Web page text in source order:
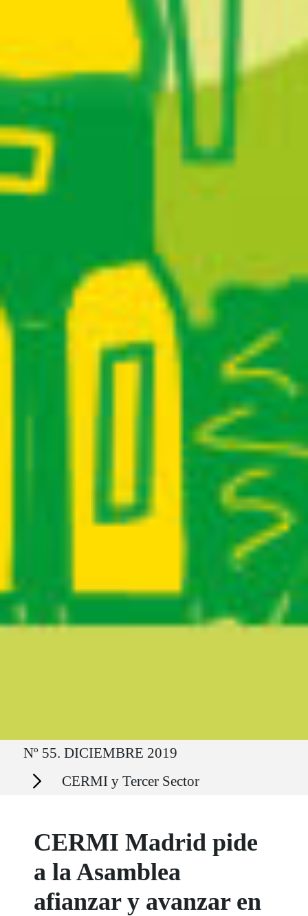
Ruta del sitio
Nº 55. DICIEMBRE 2019
Secciones CERMI y Tercer Sector
CERMI Madrid pide
a la Asamblea
afianzar y avanzar en